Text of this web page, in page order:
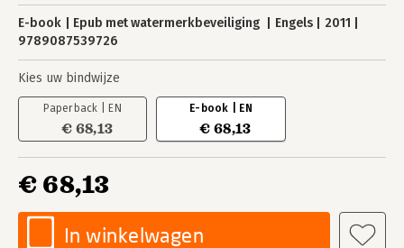
E-book Epub met watermerkbeveiliging Engels
2011
9789087539726
Kies uw bindwijze
Paperback | EN
€ 68,13
E-book | EN
€ 68,13
€ 68,13
In winkelwagen